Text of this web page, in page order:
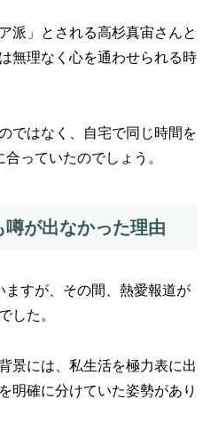
派」とされる高杉真宙さんと
無理なく心を通わせられる時
ではなく、自宅で同じ時間を
っていたのでしょう。
が出なかった理由
すが、その間、熱愛報道が
した。
景には、私生活を極力表に出
明確に分けていた姿勢があり